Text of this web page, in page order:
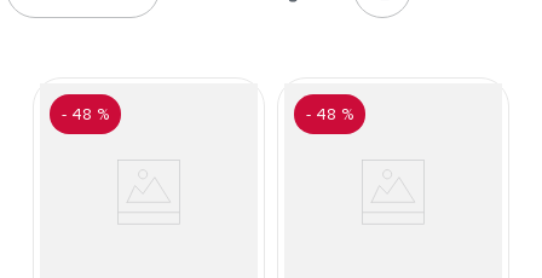
- 48 % - 48 %
puerta
10. pantry